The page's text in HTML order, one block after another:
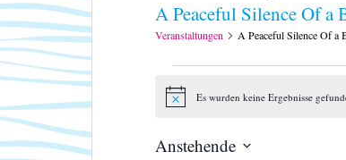
t
e
n
A Peaceful Silence Of a
Veranstaltungen A Peaceful Silence Of a
w
e
Es wurden keine Ergebnisse
Anstehende